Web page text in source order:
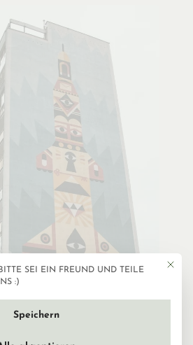
Mit
SEI EIN FREUND UND TEILE
:)
Speichern